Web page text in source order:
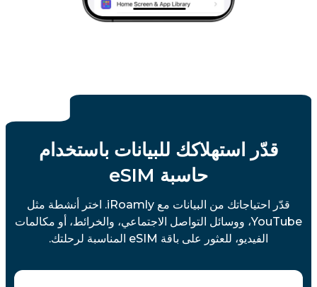
قدّر استهلاكك للبيانات باستخدام
حاسبة eSIM
قدّر احتياجاتك من البيانات مع iRoamly. اختر أنشطة مثل
YouTube، ووسائل التواصل الاجتماعي، والخرائط، أو مكالمات
الفيديو، للعثور على باقة eSIM المناسبة لرحلتك.